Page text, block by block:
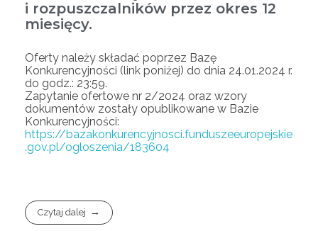
i rozpuszczalników przez okres 12
miesięcy.
Oferty należy składać poprzez Bazę
Konkurencyjności (link poniżej) do dnia 24.01.2024 r.
do godz.: 23:59.
Zapytanie ofertowe nr 2/2024 oraz wzory
dokumentów zostały opublikowane w Bazie
Konkurencyjności:
https://bazakonkurencyjnosci.funduszeeuropejskie
.gov.pl/ogloszenia/183604
Czytaj dalej